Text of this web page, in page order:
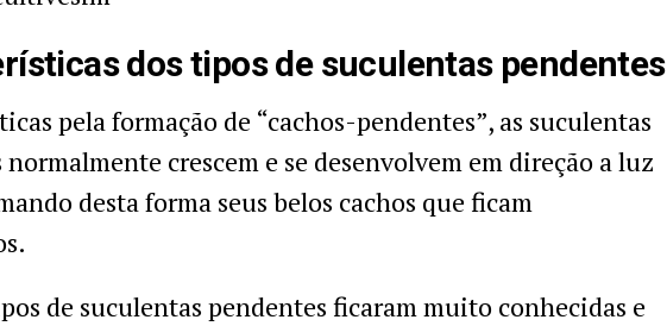
dos tipos de suculentas pendentes
pela formação de “cachos-pendentes”, as suculentas
crescem e se desenvolvem em direção a luz
desta forma seus belos cachos que ficam
de suculentas pendentes ficaram muito conhecidas e